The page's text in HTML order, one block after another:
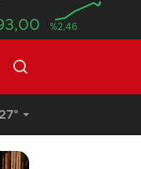
%2,46
27°